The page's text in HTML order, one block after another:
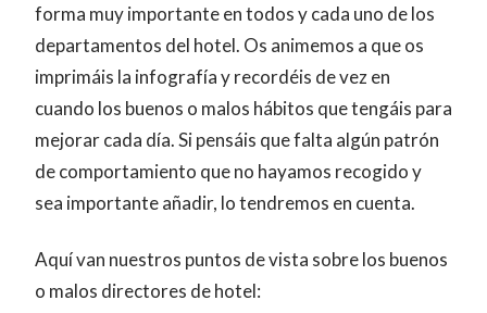
forma muy importante en todos y cada uno de los
departamentos del hotel. Os animemos a que os
imprimáis la infografía y recordéis de vez en
cuando los buenos o malos hábitos que tengáis para
mejorar cada día. Si pensáis que falta algún patrón
de comportamiento que no hayamos recogido y
sea importante añadir, lo tendremos en cuenta.
Aquí van nuestros puntos de vista sobre los buenos
o malos directores de hotel: